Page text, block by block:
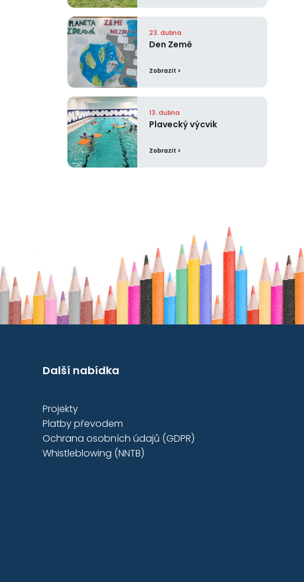
23. dubna
Den Země
Zobrazit >
13. dubna
Plavecký výcvik
Zobrazit >
Další nabídka
Projekty
Platby převodem
Ochrana osobních údajů (GDPR)
Whistleblowing (NNTB)